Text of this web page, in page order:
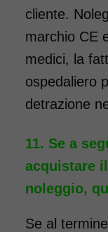
cliente.
marchio CE
medici, la
ospedaliero
detrazione
Se a
acquistare
noleggio,
Se al